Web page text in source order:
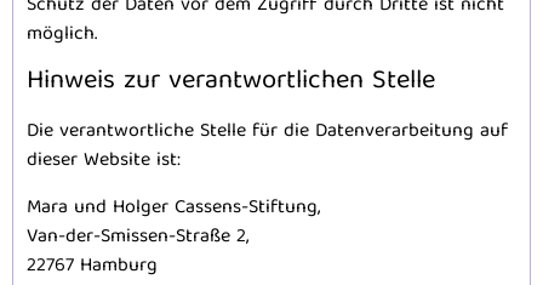
möglich.
Hinweis zur verantwortlichen Stelle
Die verantwortliche Stelle für die Datenverarbeitung auf
dieser Website ist:
Mara und Holger Cassens-Stiftung,
Van-der-Smissen-Straße 2,
22767 Hamburg